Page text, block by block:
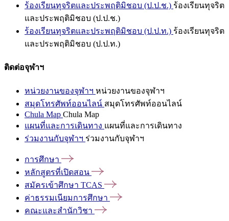
ร้องเรียนทุจริตและประพฤติมิชอบ (ป.ป.ช.) ร้องเรียนทุจริต
และประพฤติมิชอบ (ป.ป.ช.)
ร้องเรียนทุจริตและประพฤติมิชอบ (ป.ป.ท.) ร้องเรียนทุจริต
และประพฤติมิชอบ (ป.ป.ท.)
ติดต่อจุฬาฯ
หน่วยงานของจุฬาฯ หน่วยงานของจุฬาฯ
สมุดโทรศัพท์ออนไลน์ สมุดโทรศัพท์ออนไลน์
Chula Map Chula Map
แผนที่และการเดินทาง แผนที่และการเดินทาง
ร่วมงานกับจุฬาฯ ร่วมงานกับจุฬาฯ
การศึกษา
หลักสูตรที่เปิดสอน
สมัครเข้าศึกษา TCAS
ค่าธรรมเนียมการศึกษา
คณะและสำนักวิชา